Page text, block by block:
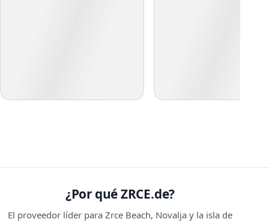
¿Por qué ZRCE.de?
El proveedor líder para Zrce Beach, Novalja y la isla de